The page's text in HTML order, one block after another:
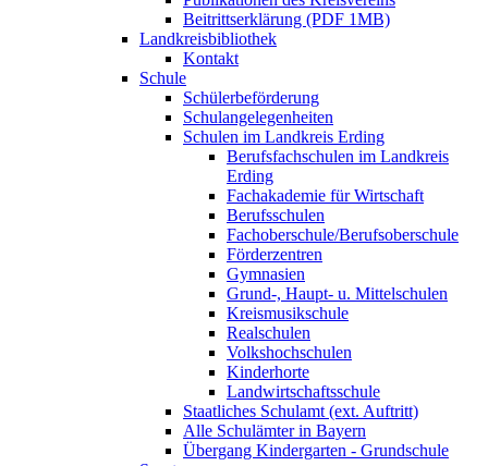
Beitrittserklärung (PDF 1MB)
Landkreisbibliothek
Kontakt
Schule
Schülerbeförderung
Schulangelegenheiten
Schulen im Landkreis Erding
Berufsfachschulen im Landkreis
Erding
Fachakademie für Wirtschaft
Berufsschulen
Fachoberschule/Berufsoberschule
Förderzentren
Gymnasien
Grund-, Haupt- u. Mittelschulen
Kreismusikschule
Realschulen
Volkshochschulen
Kinderhorte
Landwirtschaftsschule
Staatliches Schulamt (ext. Auftritt)
Alle Schulämter in Bayern
Übergang Kindergarten - Grundschule